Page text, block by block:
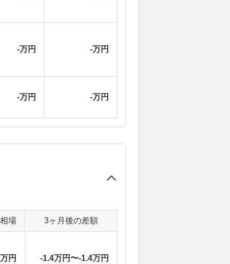
-万円 -万円
-万円 -万円
場 3ヶ月後の差額
円 -1.4万円〜-1.4万円